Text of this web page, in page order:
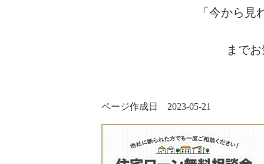
「今から見
まで
ページ作成日 2023-05-21